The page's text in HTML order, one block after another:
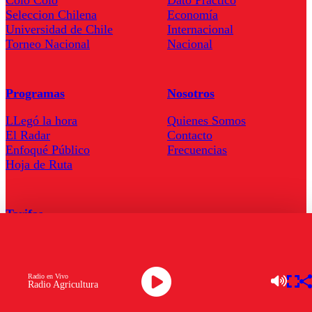
Radio Agricultura
Radio en Vivo
Seleccion Chilena
Universidad de Chile
Torneo Nacional
Economía
Internacional
Nacional
Programas
LLegó la hora
El Radar
Enfoqué Público
Hoja de Ruta
Nosotros
Quienes Somos
Contacto
Frecuencias
Tarifas